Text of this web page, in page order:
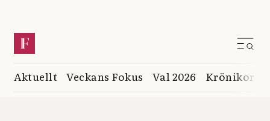
Aktuellt Veckans Fokus Val 2026 Krönikor